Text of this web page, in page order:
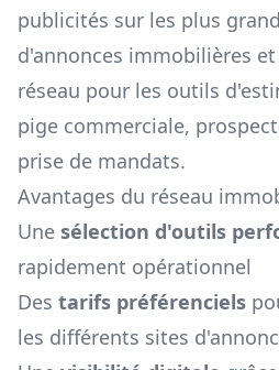
publicités sur les plus
d'annonces immobilières
réseau pour les outils
pige commerciale,
prise de mandats.
Avantages du réseau
Une sélection d'outils
rapidement opérationnel
Des tarifs préférenciels
les différents sites